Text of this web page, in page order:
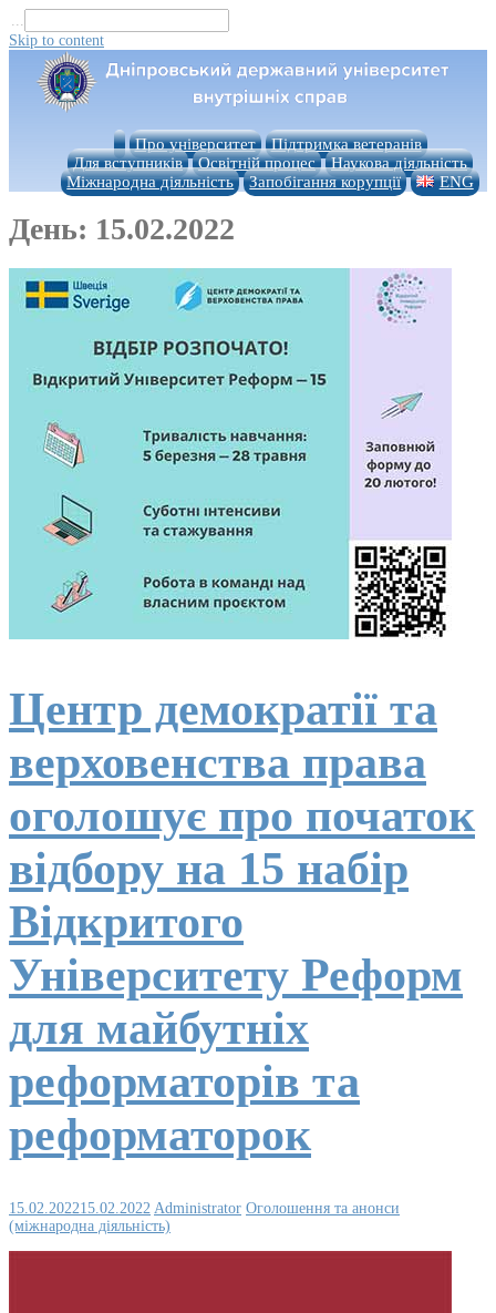
...
Skip to content
Про університет
Підтримка ветеранів
Для вступників
Освітній процес
Наукова діяльність
Міжнародна діяльність
Запобігання корупції ENG
День: 15.02.2022
Центр демократії та
верховенства права
оголошує про початок
відбору на 15 набір
Відкритого
Університету Реформ
для майбутніх
реформаторів та
реформаторок
15.02.202215.02.2022 Administrator Оголошення та анонси
(міжнародна діяльність)